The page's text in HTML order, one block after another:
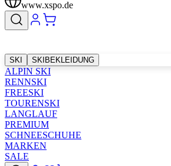
www.xspo.de
SKI SKIBEKLEIDUNG
ALPIN SKI
RENNSKI
FREESKI
TOURENSKI
LANGLAUF
PREMIUM
SCHNEESCHUHE
MARKEN
SALE